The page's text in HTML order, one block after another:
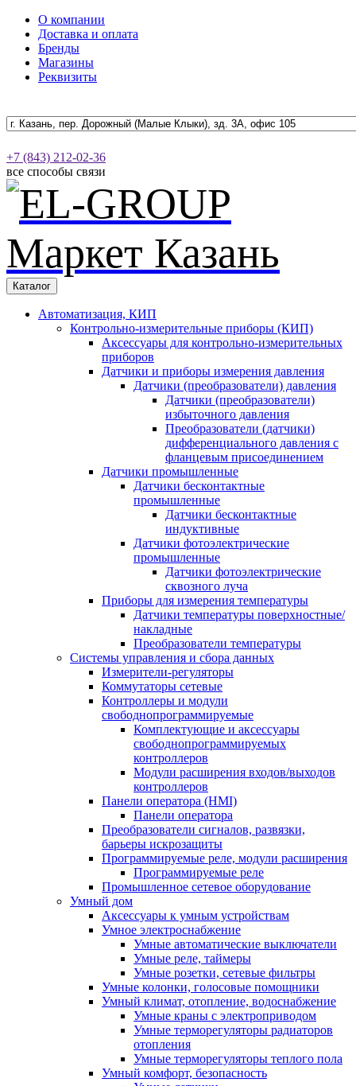
О компании
Доставка и оплата
Бренды
Магазины
Реквизиты
+7 (843) 212-02-36
все способы связи
Каталог
Автоматизация, КИП
Контрольно-измерительные приборы (КИП)
Аксессуары для контрольно-измерительных
приборов
Датчики и приборы измерения давления
Датчики (преобразователи) давления
Датчики (преобразователи)
избыточного давления
Преобразователи (датчики)
дифференциального давления с
фланцевым присоединением
Датчики промышленные
Датчики бесконтактные
промышленные
Датчики бесконтактные
индуктивные
Датчики фотоэлектрические
промышленные
Датчики фотоэлектрические
сквозного луча
Приборы для измерения температуры
Датчики температуры поверхностные/
накладные
Преобразователи температуры
Системы управления и сбора данных
Измерители-регуляторы
Коммутаторы сетевые
Контроллеры и модули
свободнопрограммируемые
Комплектующие и аксессуары
свободнопрограммируемых
контроллеров
Модули расширения входов/выходов
контроллеров
Панели оператора (HMI)
Панели оператора
Преобразователи сигналов, развязки,
барьеры искрозащиты
Программируемые реле, модули расширения
Программируемые реле
Промышленное сетевое оборудование
Умный дом
Аксессуары к умным устройствам
Умное электроснабжение
Умные автоматические выключатели
Умные реле, таймеры
Умные розетки, сетевые фильтры
Умные колонки, голосовые помощники
Умный климат, отопление, водоснабжение
Умные краны с электроприводом
Умные терморегуляторы радиаторов
отопления
Умные терморегуляторы теплого пола
Умный комфорт, безопасность